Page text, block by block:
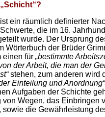
ein räumlich definierter
die im 16.
wurde. Der Ursprung
Wörterbuch der Brüder
einen für „bestimmte
der Arbeit, die man der
stehen, zum anderen wird
Einteilung und Anordnung“
Aufgaben der Schichte
von Wegen, das Einbringen
sowie die Gewährleistung